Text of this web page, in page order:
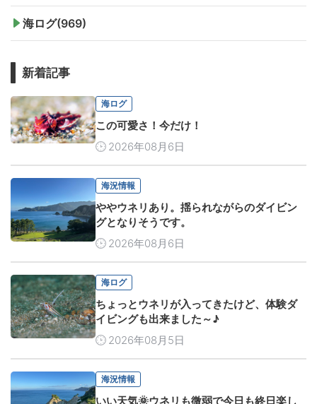
海ログ(969)
新着記事
海ログ
この可愛さ！今だけ！
2026年08月6日
海況情報
ややウネリあり。揺られながらのダイビン
グとなりそうです。
2026年08月6日
海ログ
ちょっとウネリが入ってきたけど、体験ダ
イビングも出来ました～♪
2026年08月5日
海況情報
いい天気🌞ウネリも微弱で今日も終日楽し